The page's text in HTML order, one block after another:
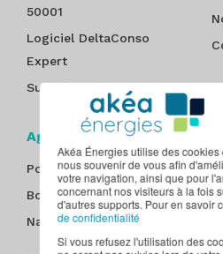
Akéa Énergies utilise des
nous souvenir de vous afin
votre navigation, ainsi que pour
concernant nos visiteurs à la fois
d'autres supports. Pour en savoir
de confidentialité
Si vous refusez l'utilisation des
50001
Logiciel DeltaConso
Expert
Suivi énergétique
Agences
Poitiers
Bordeaux
Nancy